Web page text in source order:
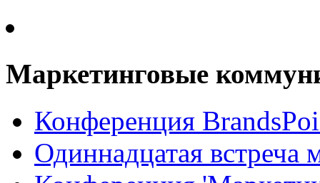
Маркетинговые
Конференция
Одиннадцатая